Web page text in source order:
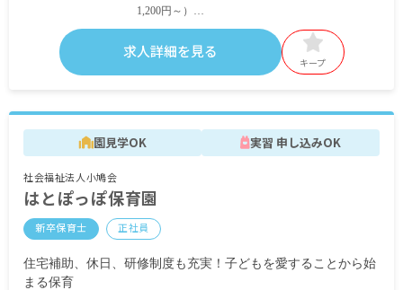
1,200円～）
＜別途支給手当＞
■通勤交通費 非課税範囲内全額
■昇給年1回（4月）昨年実績：10円
■賞与なし
※契約期間／年度契約（入職日から当該年度3月ま
で） 契約更新あり
求人詳細を見る
キープ
園見学OK 実習 申し込みOK
社会福祉法人小鳩会
はとぽっぽ保育園
新卒保育士 正社員
住宅補助、休日、研修制度も充実！子どもを愛することから始
まる保育